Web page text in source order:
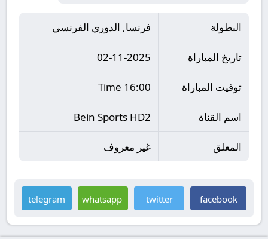
البطولة فرنسا, الدوري الفرنسي
تاريخ المباراة 02-11-2025
توقيت المباراة 16:00 Time
اسم القناة Bein Sports HD2
المعلق غير معروف
facebook
twitter
whatsapp
telegram